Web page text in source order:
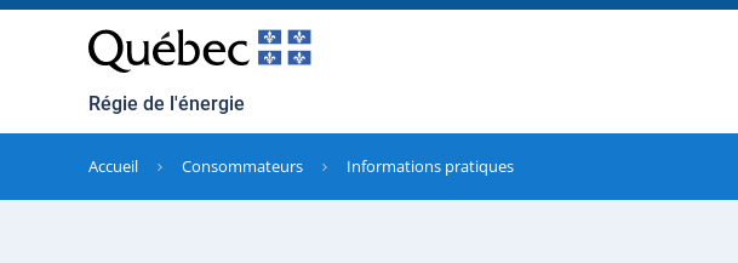
Régie de l'énergie
Accueil Consommateurs Informations pratiques